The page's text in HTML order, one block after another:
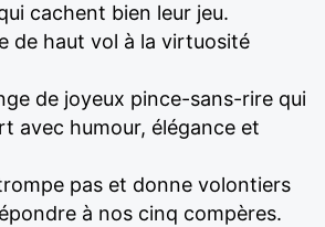
cachent bien leur jeu.
de haut vol à la virtuosité
de joyeux pince-sans-rire qui
avec humour, élégance et
pas et donne volontiers
à nos cinq compères.